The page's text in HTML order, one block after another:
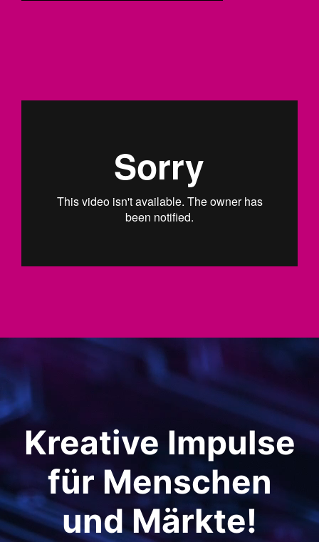
Kreative Impulse
für Menschen
und Märkte!